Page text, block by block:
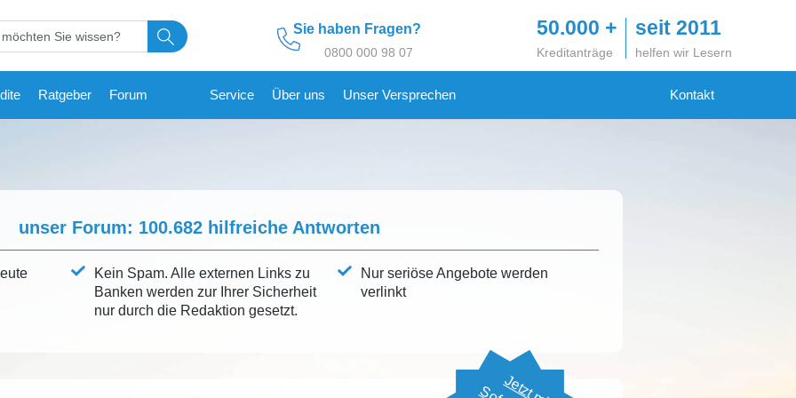
Sie haben Fragen?
0800 000 98 07
50.000 +
Kreditanträge
seit 2011
helfen wir Lesern
Ratgeber Forum Service Über uns Unser Versprechen Kontakt
unser Forum: 100.682hilfreiche Antworten
Kein Spam. Alle externen Links zu
Banken werden zur Ihrer Sicherheit
nur durch die Redaktion gesetzt.
Nur seriöse Angebote werden
verlinkt